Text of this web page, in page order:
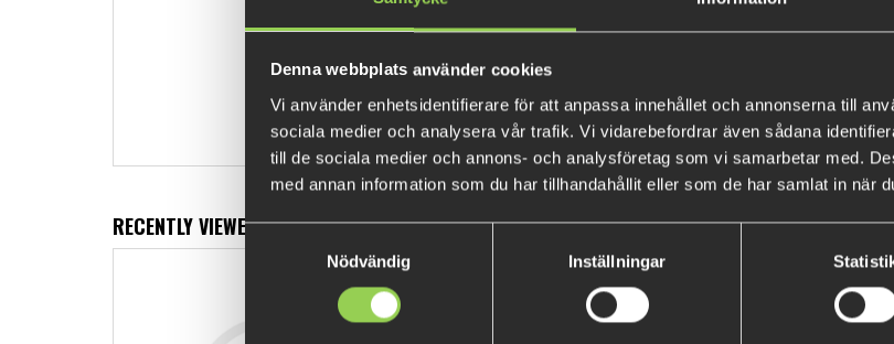
Denna webbplats använder cookies
Vi använder enhetsidentifierare för att anpassa innehållet och annonserna till
sociala medier och analysera vår trafik. Vi vidarebefordrar även sådana
till de sociala medier och annons- och analysföretag som vi samarbetar med.
med annan information som du har tillhandahållit eller som de har samlat in när
Samtyckesval
Nödvändig
Inställningar
RECENTLY VIEWED PRODUCTS BESTSELLERS